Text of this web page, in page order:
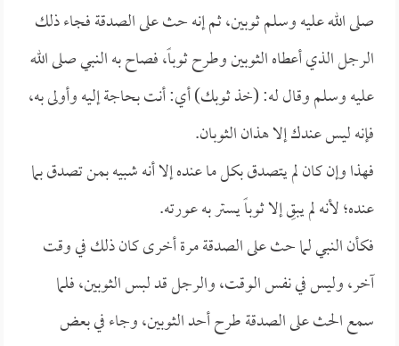
صلى الله عليه وسلم ثوبين، ثم إنه حث على الصدقة فجاء ذلك
الرجل الذي أعطاه الثوبين وطرح ثوباً، فصاح به النبي صلى الله
عليه وسلم وقال له: (خذ ثوبك) أي: أنت بحاجة إليه وأولى به،
فإنه ليس عندك إلا هذان الثوبان.
فهذا وإن كان لم يتصدق بكل ما عنده إلا أنه شبيه بمن تصدق بما
عنده؛ لأنه لم يبقِ إلا ثوباً يستر به عورته.
فكأن النبي لما حث على الصدقة مرة أخرى كان ذلك في وقت
آخر، وليس في نفس الوقت، والرجل قد لبس الثوبين، فلما
سمع الحث على الصدقة طرح أحد الثوبين، وجاء في بعض